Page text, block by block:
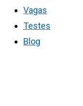
Vagas
Testes
Blog